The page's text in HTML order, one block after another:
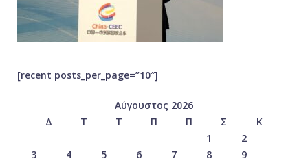
[recent posts_per_page=”10″]
Αύγουστος 2026
Δ
Τ Τ Π Π Σ
Κ
1
2
3
4 5 6 7 8
9